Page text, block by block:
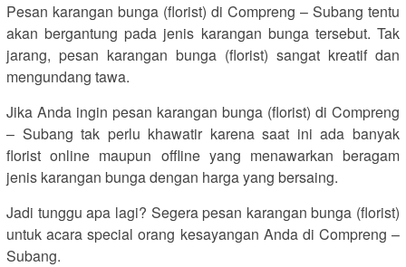
Pesan karangan bunga (florist) di Compreng – Subang tentu
akan bergantung pada jenis karangan bunga tersebut. Tak
jarang, pesan karangan bunga (florist) sangat kreatif dan
mengundang tawa.
Jika Anda ingin pesan karangan bunga (florist) di Compreng
– Subang tak perlu khawatir karena saat ini ada banyak
florist online maupun offline yang menawarkan beragam
jenis karangan bunga dengan harga yang bersaing.
Jadi tunggu apa lagi? Segera pesan karangan bunga (florist)
untuk acara special orang kesayangan Anda di Compreng –
Subang.